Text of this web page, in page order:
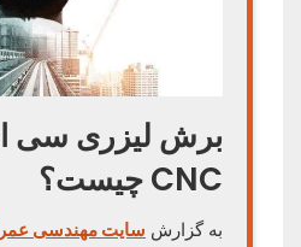
برش لیزری سی
CNC چیست؟
به گزارش سایت مهندسی